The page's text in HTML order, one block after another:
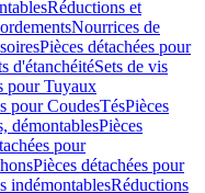
Réductions et
Nourrices de
Pièces détachées pour
d'étanchéitéSets de vis
pour Tuyaux
pour CoudesTésPièces
démontablesPièces
pour
Pièces détachées pour
indémontablesRéductions